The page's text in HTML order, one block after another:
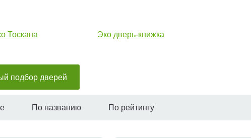
Тоскана Эко дверь-книжка
подбор дверей
По названию По рейтингу